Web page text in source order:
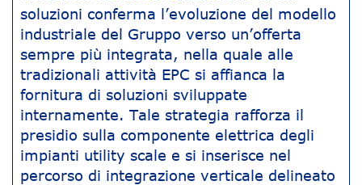
soluzioni conferma l’evoluzione del modello
industriale del Gruppo verso un’offerta
sempre più integrata, nella quale alle
tradizionali attività EPC si affianca la
fornitura di soluzioni sviluppate
internamente. Tale strategia rafforza il
presidio sulla componente elettrica degli
impianti utility scale e si inserisce nel
percorso di integrazione verticale delineato